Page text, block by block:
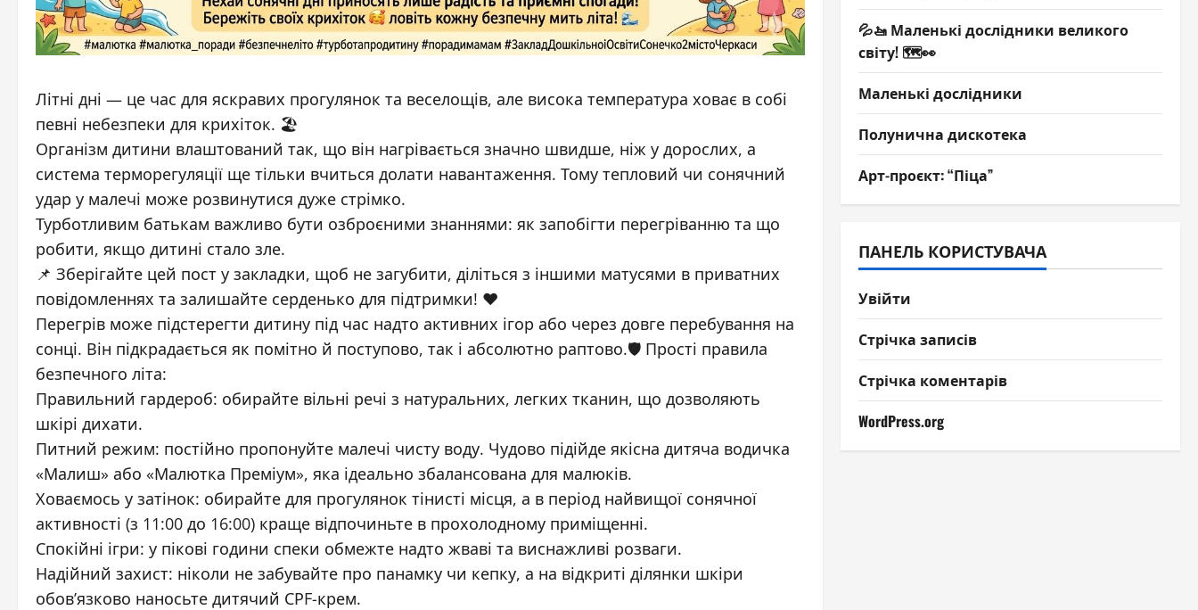
Літні дні — це час для яскравих прогулянок та веселощів, але висока температура ховає в собі
певні небезпеки для крихіток. 🏖️
Організм дитини влаштований так, що він нагрівається значно швидше, ніж у дорослих, а
система терморегуляції ще тільки вчиться долати навантаження. Тому тепловий чи сонячний
удар у малечі може розвинутися дуже стрімко.
Турботливим батькам важливо бути озброєними знаннями: як запобігти перегріванню та що
робити, якщо дитині стало зле.
📌 Зберігайте цей пост у закладки, щоб не загубити, діліться з іншими матусями в приватних
повідомленнях та залишайте серденько для підтримки! ❤️
Перегрів може підстерегти дитину під час надто активних ігор або через довге перебування на
сонці. Він підкрадається як помітно й поступово, так і абсолютно раптово.🛡️ Прості правила
безпечного літа:
Правильний гардероб: обирайте вільні речі з натуральних, легких тканин, що дозволяють
шкірі дихати.
Питний режим: постійно пропонуйте малечі чисту воду. Чудово підійде якісна дитяча водичка
«Малиш» або «Малютка Преміум», яка ідеально збалансована для малюків.
Ховаємось у затінок: обирайте для прогулянок тінисті місця, а в період найвищої сонячної
активності (з 11:00 до 16:00) краще відпочиньте в прохолодному приміщенні.
Спокійні ігри: у пікові години спеки обмежте надто жваві та виснажливі розваги.
Надійний захист: ніколи не забувайте про панамку чи кепку, а на відкриті ділянки шкіри
обов’язково наносьте дитячий СРF-крем.
💦🚤 Маленькі дослідники великого
світу! 🗺️👀
Маленькі дослідники
Полунична дискотека
Арт-проєкт: “Піца”
ПАНЕЛЬ КОРИСТУВАЧА
Увійти
Стрічка записів
Стрічка коментарів
WordPress.org